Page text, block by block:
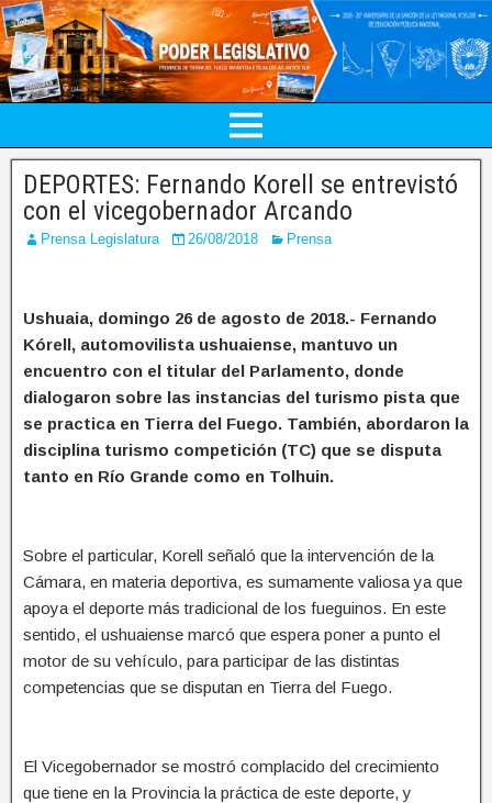
DEPORTES: Fernando Korell se entrevistó
con el vicegobernador Arcando
Prensa Legislatura 26/08/2018 Prensa
Ushuaia, domingo 26 de agosto de 2018.- Fernando
Kórell, automovilista ushuaiense, mantuvo un
encuentro con el titular del Parlamento, donde
dialogaron sobre las instancias del turismo pista que
se practica en Tierra del Fuego. También, abordaron la
disciplina turismo competición (TC) que se disputa
tanto en Río Grande como en Tolhuin.
Sobre el particular, Korell señaló que la intervención de la
Cámara, en materia deportiva, es sumamente valiosa ya que
apoya el deporte más tradicional de los fueguinos. En este
sentido, el ushuaiense marcó que espera poner a punto el
motor de su vehículo, para participar de las distintas
competencias que se disputan en Tierra del Fuego.
El Vicegobernador se mostró complacido del crecimiento
que tiene en la Provincia la práctica de este deporte, y